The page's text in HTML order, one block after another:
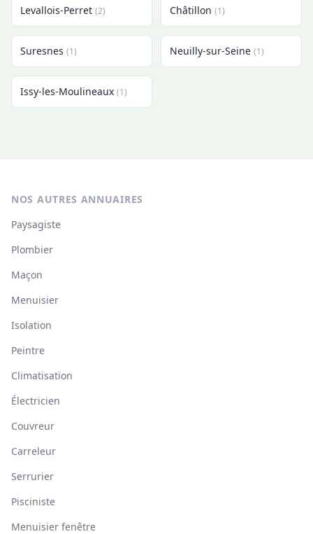
Levallois-Perret (2) Châtillon (1)
Suresnes (1) Neuilly-sur-Seine (1)
Issy-les-Moulineaux (1)
NOS AUTRES ANNUAIRES
Paysagiste
Plombier
Maçon
Menuisier
Isolation
Peintre
Climatisation
Électricien
Couvreur
Carreleur
Serrurier
Pisciniste
Menuisier fenêtre